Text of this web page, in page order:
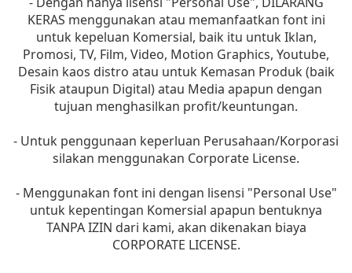
KERAS menggunakan atau memanfaatkan font ini
untuk kepeluan Komersial, baik itu untuk Iklan,
Promosi, TV, Film, Video, Motion Graphics, Youtube,
Desain kaos distro atau untuk Kemasan Produk (baik
Fisik ataupun Digital) atau Media apapun dengan
tujuan menghasilkan profit/keuntungan.
- Untuk penggunaan keperluan Perusahaan/Korporasi
silakan menggunakan Corporate License.
- Menggunakan font ini dengan lisensi "Personal Use"
untuk kepentingan Komersial apapun bentuknya
TANPA IZIN dari kami, akan dikenakan biaya
CORPORATE LICENSE.